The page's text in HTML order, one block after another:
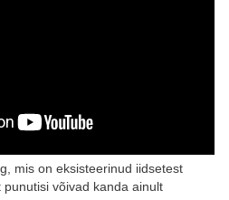
mis on eksisteerinud iidsetest
võivad kanda ainult